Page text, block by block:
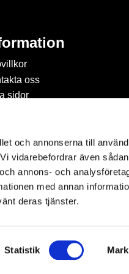
och annonserna till
vidarebefordrar även
annons- och
med annan
deras tjänster.
Statistik
oss
sidor
& Passion